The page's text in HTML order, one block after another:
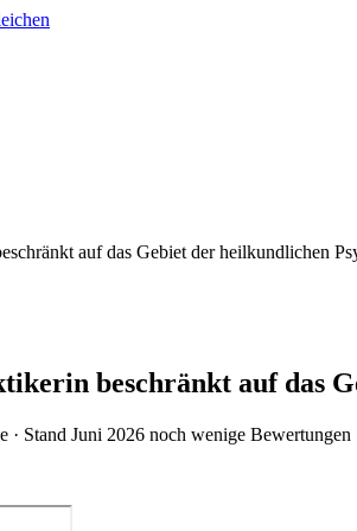
auf das Gebiet der heilkundlichen
beschränkt auf das
· Stand Juni 2026 noch wenige Bewertungen